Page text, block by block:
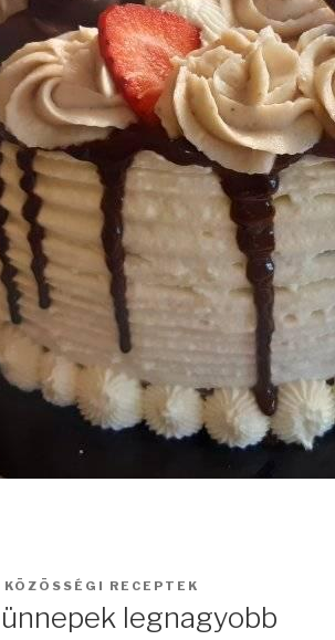
KÖZÖSSÉGI RECEPTEK
legnagyobb